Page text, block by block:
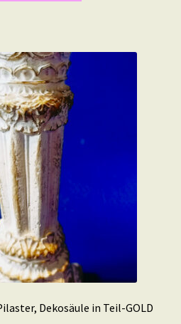
Dekosäule in Teil-GOLD